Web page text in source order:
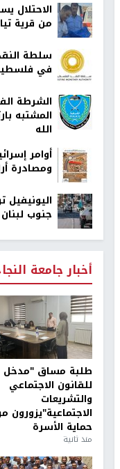
الاحتلال
من قرية
سلطة
في فلسطين إلى 73%
الشرطة
المشتبه
الله
أوامر
ومصادرة
جنوب
أخبار جامعة
طلبة مساق "مدخل
للقانون الاجتماعي
والتشريعات
الاجتماعية"يزورون
حماية الأسرة
منذ ثانية